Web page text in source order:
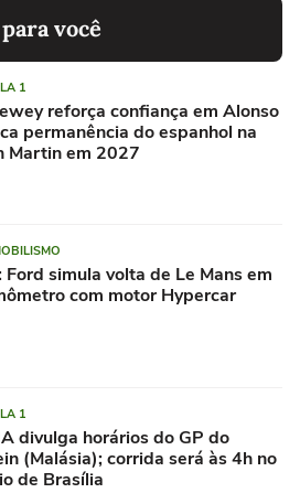
você
1
reforça confiança em Alonso
permanência do espanhol na
Martin em 2027
Ford simula volta de Le Mans em
com motor Hypercar
1
divulga horários do GP do
(Malásia); corrida será às 4h no
de Brasília